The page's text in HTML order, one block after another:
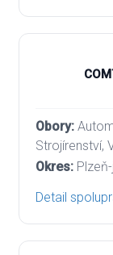
Strojírenství,
Detail